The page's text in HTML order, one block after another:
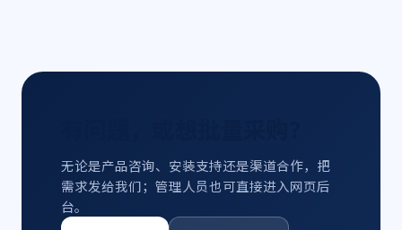
无论是产品咨询、安装支持还是渠道合作，把
需求发给我们；管理人员也可直接进入网页后
台。